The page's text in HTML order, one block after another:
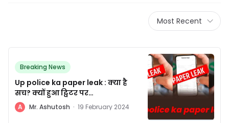
Most Recent
Breaking News
Up police ka paper leak : क्या है
सच? क्यों हुआ ट्विटर पर
#UPP_Paper_leak ट्रेंड
A Mr. Ashutosh · 19 February 2024